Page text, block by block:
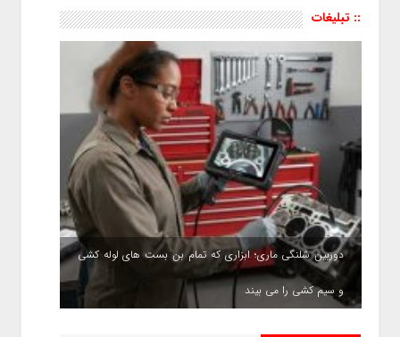
:: تبلیغات
دوربین شلنگی ماری؛ ابزاری که تمام بن بست های لوله کشی
و سیم کشی را می بیند